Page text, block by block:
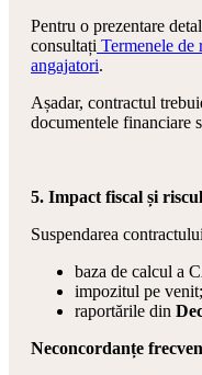
Pentru o prezentare
consultați Termenele
angajatori.
Așadar, contractul
documentele financiare
5. Impact fiscal și
Suspendarea
baza de calcul a
impozitul pe venit;
raportările din
Neconcordanțe